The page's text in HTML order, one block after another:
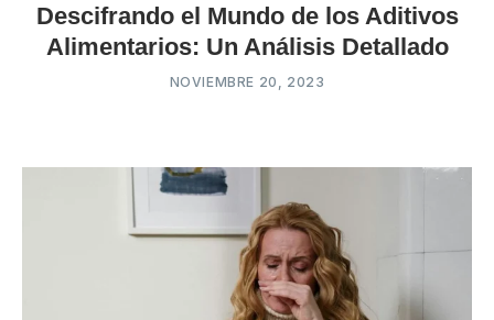
Descifrando el Mundo de los Aditivos
Alimentarios: Un Análisis Detallado
NOVIEMBRE 20, 2023